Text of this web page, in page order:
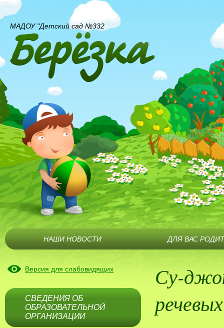
Версия для слабовидящих
СВЕДЕНИЯ ОБ
ОБРАЗОВАТЕЛЬНОЙ
ОРГАНИЗАЦИИ
Су-
МАДОУ "Детский сад №332
НАШИ НОВОСТИ ДЛЯ ВАС